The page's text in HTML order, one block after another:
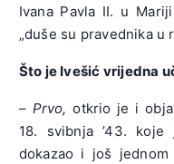
Ivana Pavla II. u
„duše su pravednika u
Što je Ivešić vrijedna
– Prvo, otkrio je i
18. svibnja ’43.
dokazao i još